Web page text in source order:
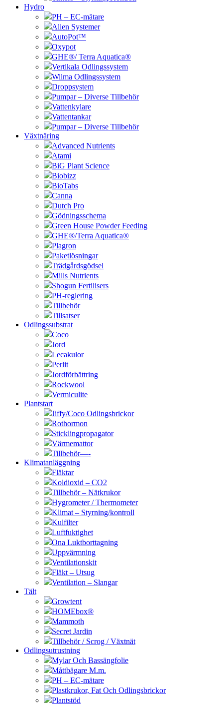
Hydro
PH – EC-mätare
Alien Systemer
AutoPot™
Oxypot
GHE®/ Terra Aquatica®
Vertikala Odlingssystem
Wilma Odlingssystem
Droppsystem
Pumpar – Diverse Tillbehör
Vattenkylare
Vattentankar
Pumpar – Diverse Tillbehör
Växtnäring
Advanced Nutrients
Atami
BiG Plant Science
Biobizz
BioTabs
Canna
Dutch Pro
Gödningsschema
Green House Powder Feeding
GHE®/Terra Aquatica®
Plagron
Paketlösningar
Trädgårdsgödsel
Mills Nutrients
Shogun Fertilisers
PH-reglering
Tillbehör
Tillsatser
Odlingssubstrat
Coco
Jord
Lecakulor
Perlit
Jordförbättring
Rockwool
Vermiculite
Plantstart
Jiffy/Coco Odlingsbrickor
Rothormon
Sticklingpropagator
Värmemattor
Tillbehör—-
Klimatanläggning
Fläktar
Koldioxid – CO2
Tillbehör – Nätkrukor
Hygrometer / Thermometer
Klimat – Styrning/kontroll
Kulfilter
Luftfuktighet
Ona Luktborttagning
Uppvärmning
Ventilationskit
Fläkt – Utsug
Ventilation – Slangar
Tält
Growtent
HOMEbox®
Mammoth
Secret Jardin
Tillbehör / Scrog / Växtnät
Odlingsutrustning
Mylar Och Bassängfolie
Måttbägare M.m.
PH – EC-mätare
Plastkrukor, Fat Och Odlingsbrickor
Plantstöd